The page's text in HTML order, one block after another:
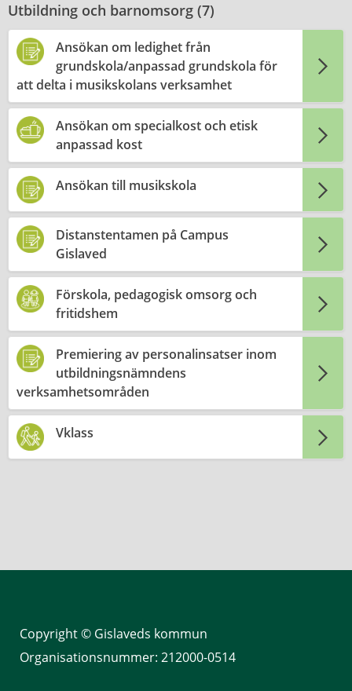
Utbildning och barnomsorg (7)
Ansökan om ledighet från
grundskola/anpassad grundskola för
att delta i musikskolans verksamhet
Ansökan om specialkost och etisk
anpassad kost
Ansökan till musikskola
Distanstentamen på Campus
Gislaved
Förskola, pedagogisk omsorg och
fritidshem
Premiering av personalinsatser inom
utbildningsnämndens
verksamhetsområden
Vklass
Copyright © Gislaveds kommun
Organisationsnummer: 212000-0514